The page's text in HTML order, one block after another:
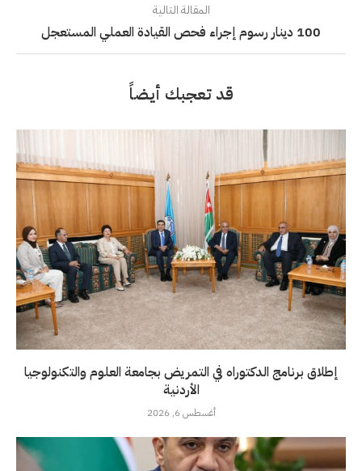
المقالة التالية
100 دينار رسوم إجراء فحص القيادة العملي المستعجل
قد تعجبك أيضاً
إطلاق برنامج الدكتوراه في التمريض بجامعة العلوم والتكنولوجيا
الأردنية
أغسطس 6, 2026